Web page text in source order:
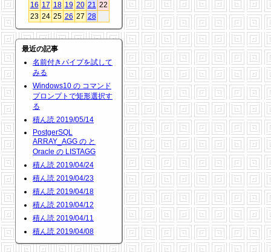
16 17 18 19 20 21 22
23 24 25 26 27 28
最近の記事
名前付きパイプを試して
みる
Windows10 の コマンド
プロンプトで矩形選択す
る
積ん読 2019/05/14
PostgerSQL
ARRAY_AGG の と
Oracle の LISTAGG
積ん読 2019/04/24
積ん読 2019/04/23
積ん読 2019/04/18
積ん読 2019/04/12
積ん読 2019/04/11
積ん読 2019/04/08